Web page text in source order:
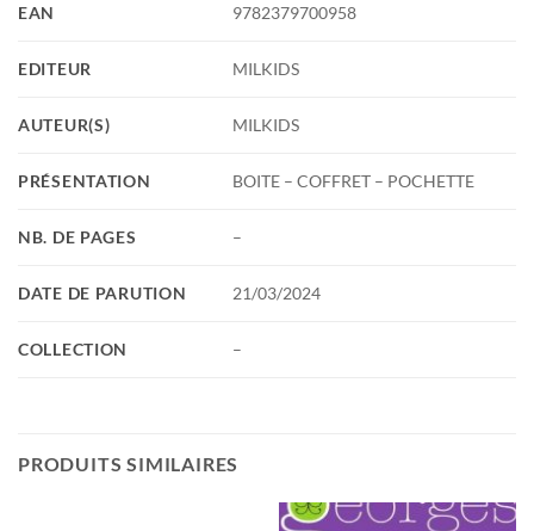
EAN 9782379700958
EDITEUR MILKIDS
AUTEUR(S) MILKIDS
PRÉSENTATION BOITE – COFFRET – POCHETTE
NB. DE PAGES –
DATE DE PARUTION 21/03/2024
COLLECTION –
PRODUITS SIMILAIRES